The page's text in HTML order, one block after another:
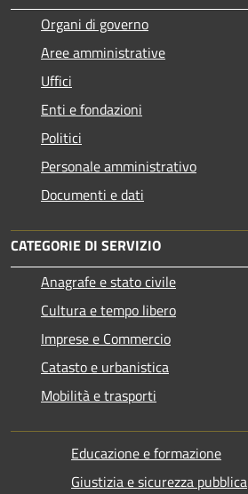
Organi di governo
Aree amministrative
Uffici
Enti e fondazioni
Politici
Personale amministrativo
Documenti e dati
CATEGORIE DI SERVIZIO
Anagrafe e stato civile
Cultura e tempo libero
Imprese e Commercio
Catasto e urbanistica
Mobilità e trasporti
Educazione e formazione
Giustizia e sicurezza pubblica